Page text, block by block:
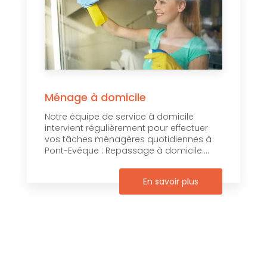
Ménage à domicile
Notre équipe de service à domicile
intervient régulièrement pour effectuer
vos tâches ménagères quotidiennes à
Pont-Evêque : Repassage à domicile....
En savoir plus